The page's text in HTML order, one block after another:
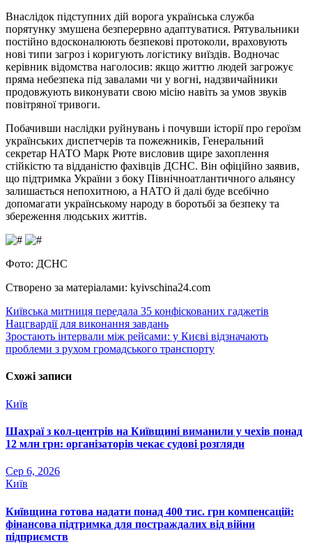
Внаслідок підступних дій ворога українська служба
порятунку змушена безперервно адаптуватися. Рятувальники
постійно вдосконалюють безпекові протоколи, враховують
нові типи загроз і коригують логістику виїздів. Водночас
керівник відомства наголосив: якщо життю людей загрожує
пряма небезпека під завалами чи у вогні, надзвичайники
продовжують виконувати свою місію навіть за умов звуків
повітряної тривоги.
Побачивши наслідки руйнувань і почувши історії про героїзм
українських диспетчерів та пожежників, Генеральний
секретар НАТО Марк Рюте висловив щире захоплення
стійкістю та відданістю фахівців ДСНС. Він офіційно заявив,
що підтримка України з боку Північноатлантичного альянсу
залишається непохитною, а НАТО й далі буде всебічно
допомагати українському народу в боротьбі за безпеку та
збереження людських життів.
Фото: ДСНС
Створено за матеріалами: kyivschina24.com
Навігація
записів
Київська митниця передала 35 конфіскованих гаджетів
Нацгвардії для виконання завдань
Зростають інтервали між рейсами: у Києві відзначають
проблеми з рухом громадського транспорту
Схожі записи
Київ
Шахраї з кол-центрів на Київщині виманили у чехів понад
12 млн грн: організаторів чекає судові розгляди
Сер 6, 2026
Київ
Київщина готова надати понад 400 тис. грн компенсацій:
фінансова підтримка для постраждалих від війни
підприємств